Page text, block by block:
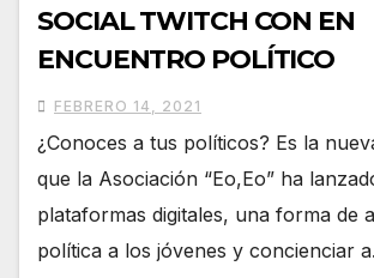
SOCIAL TWITCH CON EN
ENCUENTRO POLÍTICO
FEBRERO 14, 2021
¿Conoces a tus políticos? Es la
que la Asociación “Eo,Eo” ha
plataformas digitales, una forma de
política a los jóvenes y concienciar